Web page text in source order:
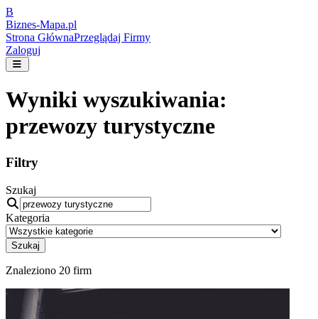
B
Biznes-Mapa.pl
Strona GłównaPrzeglądaj Firmy
Zaloguj
Wyniki wyszukiwania:
przewozy turystyczne
Filtry
Szukaj
Kategoria
Szukaj
Znaleziono 20 firm